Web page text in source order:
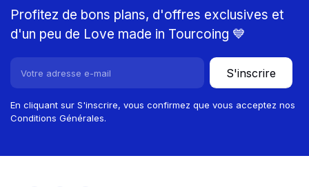
Profitez de bons plans, d'offres exclusives et
d'un peu de Love made in Tourcoing 💙
S'inscrire
En cliquant sur S'inscrire, vous confirmez que vous acceptez nos
Conditions Générales.